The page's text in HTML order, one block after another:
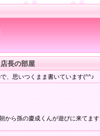
店長の部屋
、思いつくまま書いています(^^♪
ら孫の慶成くんが遊びに来てます